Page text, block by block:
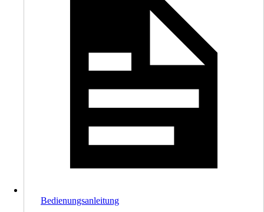
Bedienungsanleitung